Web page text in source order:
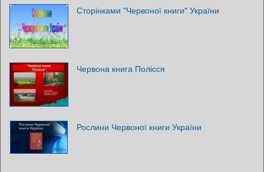
Сторінками "Червоної книги" України
Червона книга Полісся
Рослини Червоної книги України